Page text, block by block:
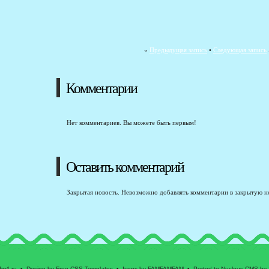
« Предыдущая запись • Следующая запись
Комментарии
Нет комментариев. Вы можете быть первым!
Оставить комментарий
Закрытая новость. Невозможно добавлять комментарии в закрытую